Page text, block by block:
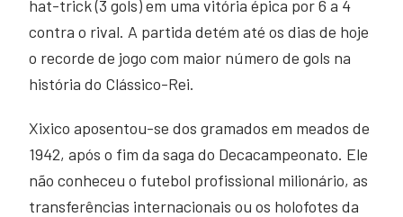
hat-trick (3 gols) em uma vitória épica por 6 a 4
contra o rival. A partida detém até os dias de hoje
o recorde de jogo com maior número de gols na
história do Clássico-Rei.
Xixico aposentou-se dos gramados em meados de
1942, após o fim da saga do Decacampeonato. Ele
não conheceu o futebol profissional milionário, as
transferências internacionais ou os holofotes da